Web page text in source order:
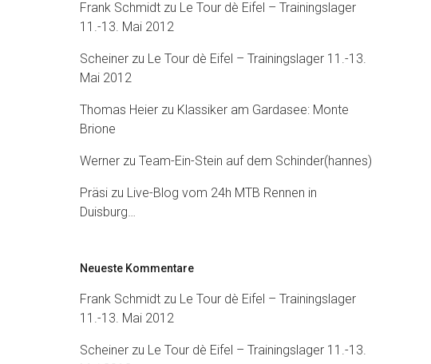
Frank Schmidt zu Le Tour dè Eifel – Trainingslager
11.-13. Mai 2012
Scheiner zu Le Tour dè Eifel – Trainingslager 11.-13.
Mai 2012
Thomas Heier zu Klassiker am Gardasee: Monte
Brione
Werner zuTeam-Ein-Stein auf dem Schinder(hannes)
Präsi zu Live-Blog vom 24h MTB Rennen in
Duisburg…
Neueste Kommentare
Frank Schmidt zu Le Tour dè Eifel – Trainingslager
11.-13. Mai 2012
Scheiner zu Le Tour dè Eifel – Trainingslager 11.-13.